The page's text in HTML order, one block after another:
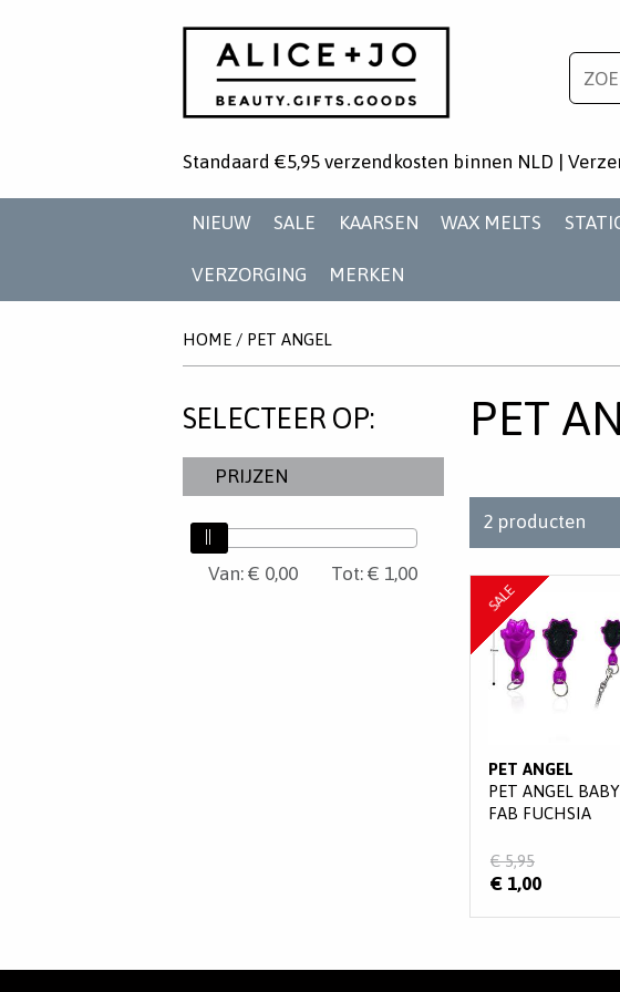
Standaard €5,95 verzendkosten binnen NLD |
NIEUW SALE KAARSEN WAX MELTS
VERZORGING MERKEN
HOME/ PET ANGEL
SELECTEER OP:
PRIJZEN
Van:€ 0,00 Tot:€ 1,00
Van
PET
2 producten
PET ANGEL
PET ANGEL BABY
FAB FUCHSIA
SALE
€ 1,00
€ 5,95
Wil je als